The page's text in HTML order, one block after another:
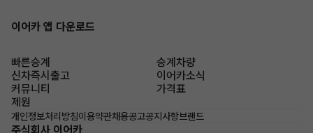
이어카 앱 다운로드
빠른승계
승계차량
신차즉시출고
이어카소식
커뮤니티
가격표
제원
개인정보처리방침이용약관채용공고공지사항브랜드
주식회사 이어카